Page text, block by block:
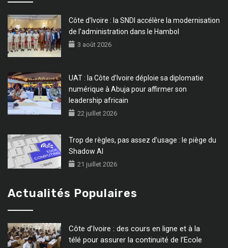
Côte d’Ivoire : la SNDI accélère la modernisation
de l’administration dans le Hambol
3 août 2026
UAT : la Côte d’Ivoire déploie sa diplomatie
numérique à Abuja pour affirmer son
leadership africain
22 juillet 2026
Trop de règles, pas assez d’usage : le piège du
Shadow AI
21 juillet 2026
Actualités Populaires
Côte d’Ivoire : des cours en ligne et à la
télé pour assurer la continuité de l’Ecole